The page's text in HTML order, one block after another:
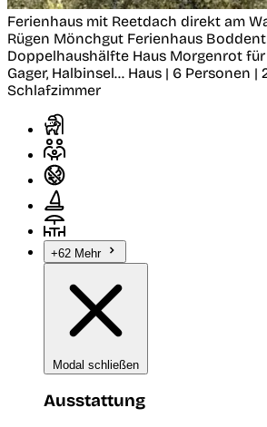
Ferienhaus mit Reetdach direkt am
Rügen Mönchgut Ferienhaus
Doppelhaushälfte Haus Morgenrot
Gager, Halbinsel... Haus | 6 Personen |
Schlafzimmer
+62 Mehr
Modal schließen
Ausstattung